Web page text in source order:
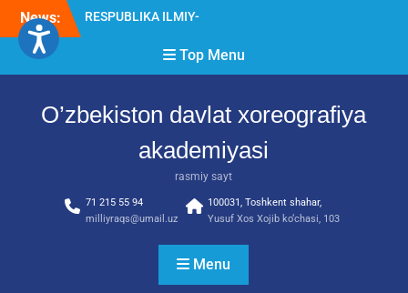
Skip
content
News:
Diqqat e’lon!
2026” tadbiri bo‘lib o‘tdi
RESPUBLIKA ILMIY-
Top Menu
O’zbekiston davlat xoreografiya
akademiyasi
rasmiy sayt
71 215 55 94
milliyraqs@umail.uz
100031, Toshkent shahar,
Yusuf Xos Xojib ko‘chasi, 103
Menu